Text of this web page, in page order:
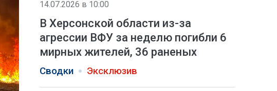
14.07.2026 в 10:00
В Херсонской области из-за
агрессии ВФУ за неделю погибли 6
мирных жителей, 36 раненых
Сводки Эксклюзив